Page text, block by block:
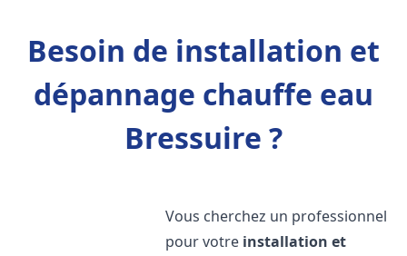
Besoin de installation et
dépannage chauffe eau
Bressuire ?
Vous cherchez un professionnel
pour votre installation et